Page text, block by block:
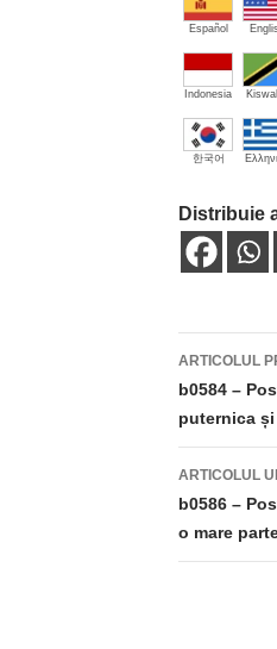
Español
Indonesia
한국어
Distribuie
în
ARTICOLUL
b0584 –
puternica
ARTICOLUL
b0586 –
o mare